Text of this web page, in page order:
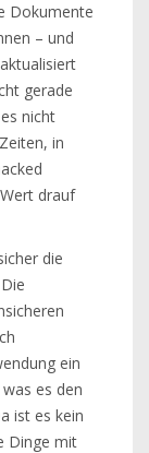
Dokumente
– und
gerade
nicht
in
drauf
die
ein
es den
ist es kein
Dinge mit